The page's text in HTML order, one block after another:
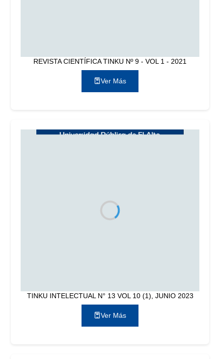
REVISTA CIENTÍFICA TINKU Nº 9 - VOL 1 - 2021
Ver Más
TINKU INTELECTUAL N° 13 VOL 10 (1), JUNIO 2023
Ver Más